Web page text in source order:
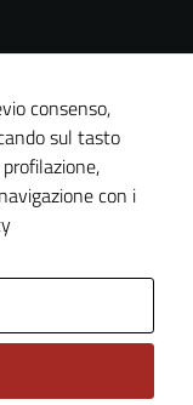
consenso,
sul tasto
con i